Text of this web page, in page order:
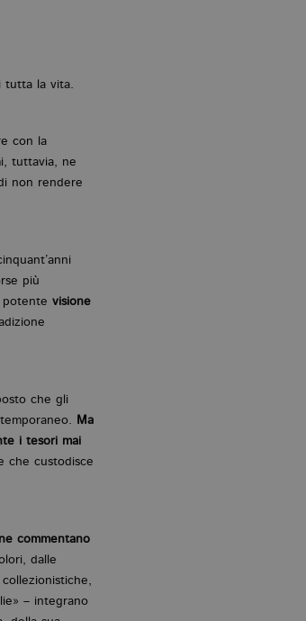
tutta la vita.
con la
tuttavia, ne
non rendere
più
potente visione
che gli
Ma
i tesori mai
che custodisce
commentano
dalle
– integrano